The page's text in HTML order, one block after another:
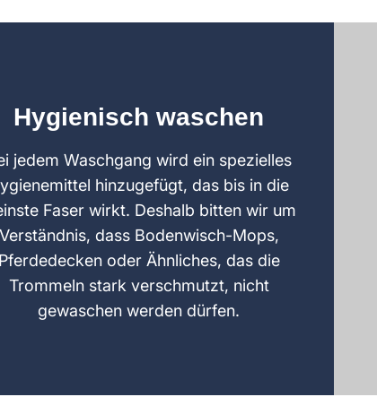
Hygienisch waschen
jedem Waschgang wird ein spezielles
hinzugefügt, das bis in die
Faser wirkt. Deshalb bitten wir um
Verständnis, dass Bodenwisch-Mops,
Pferdedecken oder Ähnliches, das die
Trommeln stark verschmutzt, nicht
gewaschen werden dürfen.